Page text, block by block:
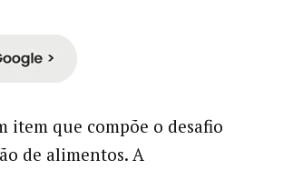
item que compõe o desafio
de alimentos. A